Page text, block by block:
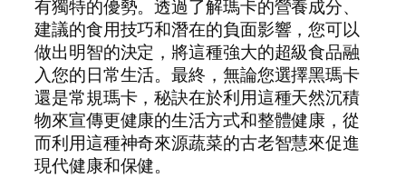
有獨特的優勢。透過了解瑪卡的營養成分、
建議的食用技巧和潛在的負面影響，您可以
做出明智的決定，將這種強大的超級食品融
入您的日常生活。最終，無論您選擇黑瑪卡
還是常規瑪卡，秘訣在於利用這種天然沉積
物來宣傳更健康的生活方式和整體健康，從
而利用這種神奇來源蔬菜的古老智慧來促進
現代健康和保健。